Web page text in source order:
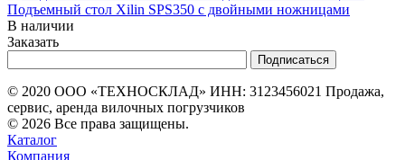
Подъемный стол Xilin SPS350 с двойными ножницами
В наличии
Заказать
© 2020 ООО «ТЕХНОСКЛАД» ИНН: 3123456021 Продажа,
сервис, аренда вилочных погрузчиков
© 2026 Все права защищены.
Каталог
Компания